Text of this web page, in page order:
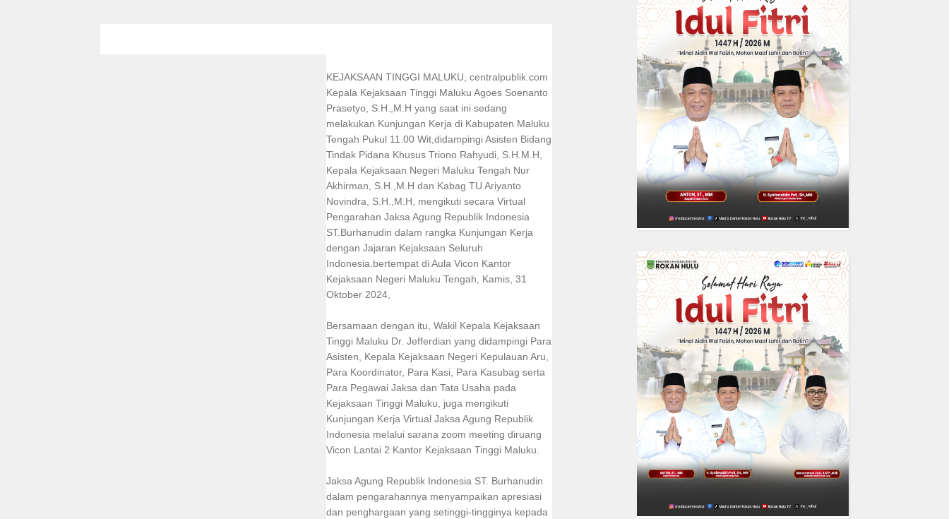
KEJAKSAAN TINGGI MALUKU, centralpublik.com
Kepala Kejaksaan Tinggi Maluku Agoes Soenanto
Prasetyo, S.H.,M.H yang saat ini sedang
melakukan Kunjungan Kerja di Kabupaten Maluku
Tengah Pukul 11.00 Wit,didampingi Asisten Bidang
Tindak Pidana Khusus Triono Rahyudi, S.H.M.H,
Kepala Kejaksaan Negeri Maluku Tengah Nur
Akhirman, S.H.,M.H dan Kabag TU Ariyanto
Novindra, S.H.,M.H, mengikuti secara Virtual
Pengarahan Jaksa Agung Republik Indonesia
ST.Burhanudin dalam rangka Kunjungan Kerja
dengan Jajaran Kejaksaan Seluruh
Indonesia.bertempat di Aula Vicon Kantor
Kejaksaan Negeri Maluku Tengah, Kamis, 31
Oktober 2024,
Bersamaan dengan itu, Wakil Kepala Kejaksaan
Tinggi Maluku Dr. Jefferdian yang didampingi Para
Asisten, Kepala Kejaksaan Negeri Kepulauan Aru,
Para Koordinator, Para Kasi, Para Kasubag serta
Para Pegawai Jaksa dan Tata Usaha pada
Kejaksaan Tinggi Maluku, juga mengikuti
Kunjungan Kerja Virtual Jaksa Agung Republik
Indonesia melalui sarana zoom meeting diruang
Vicon Lantai 2 Kantor Kejaksaan Tinggi Maluku.
Jaksa Agung Republik Indonesia ST. Burhanudin
dalam pengarahannya menyampaikan apresiasi
dan penghargaan yang setinggi-tingginya kepada